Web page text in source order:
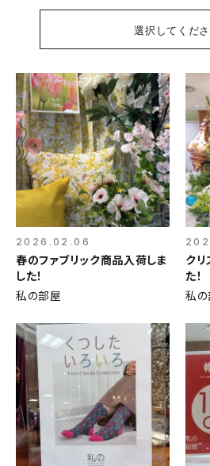
選択してくだ
2026.02.06
春のファブリック商品入荷しま
した！
私の部屋
ク
た！
私